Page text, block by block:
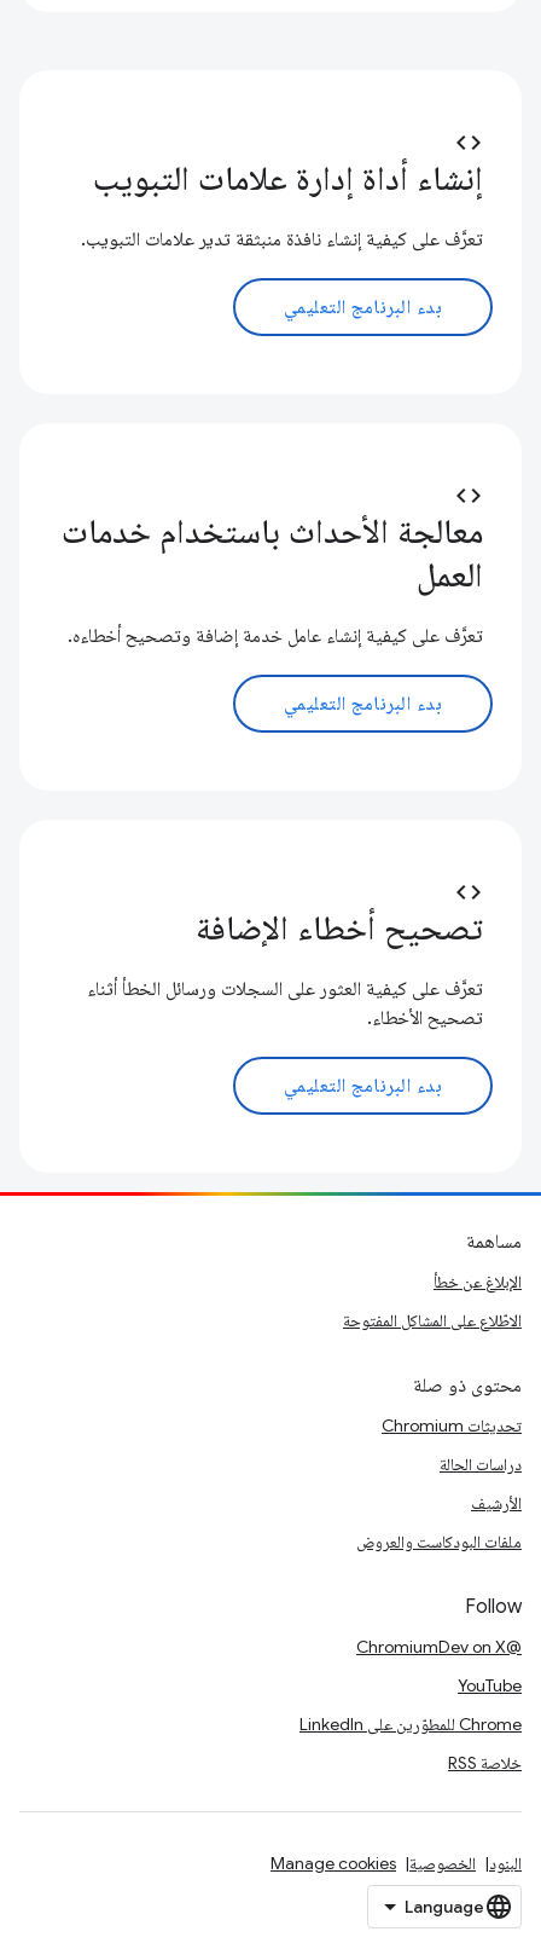
code
إنشاء أداة إدارة علامات التبويب
تعرَّف على كيفية إنشاء نافذة منبثقة تدير علامات التبويب.
بدء البرنامج التعليمي
code
معالجة الأحداث باستخدام خدمات
العمل
تعرَّف على كيفية إنشاء عامل خدمة إضافة وتصحيح أخطاءه.
بدء البرنامج التعليمي
code
تصحيح أخطاء الإضافة
تعرَّف على كيفية العثور على السجلات ورسائل الخطأ أثناء
تصحيح الأخطاء.
بدء البرنامج التعليمي
مساهمة
الإبلاغ عن خطأ
الاطّلاع على المشاكل المفتوحة
محتوى ذو صلة
تحديثات Chromium
دراسات الحالة
الأرشيف
ملفات البودكاست والعروض
Follow
@ChromiumDev on X
YouTube
Chrome للمطوّرين على LinkedIn
خلاصة RSS
البنود الخصوصية Manage cookies